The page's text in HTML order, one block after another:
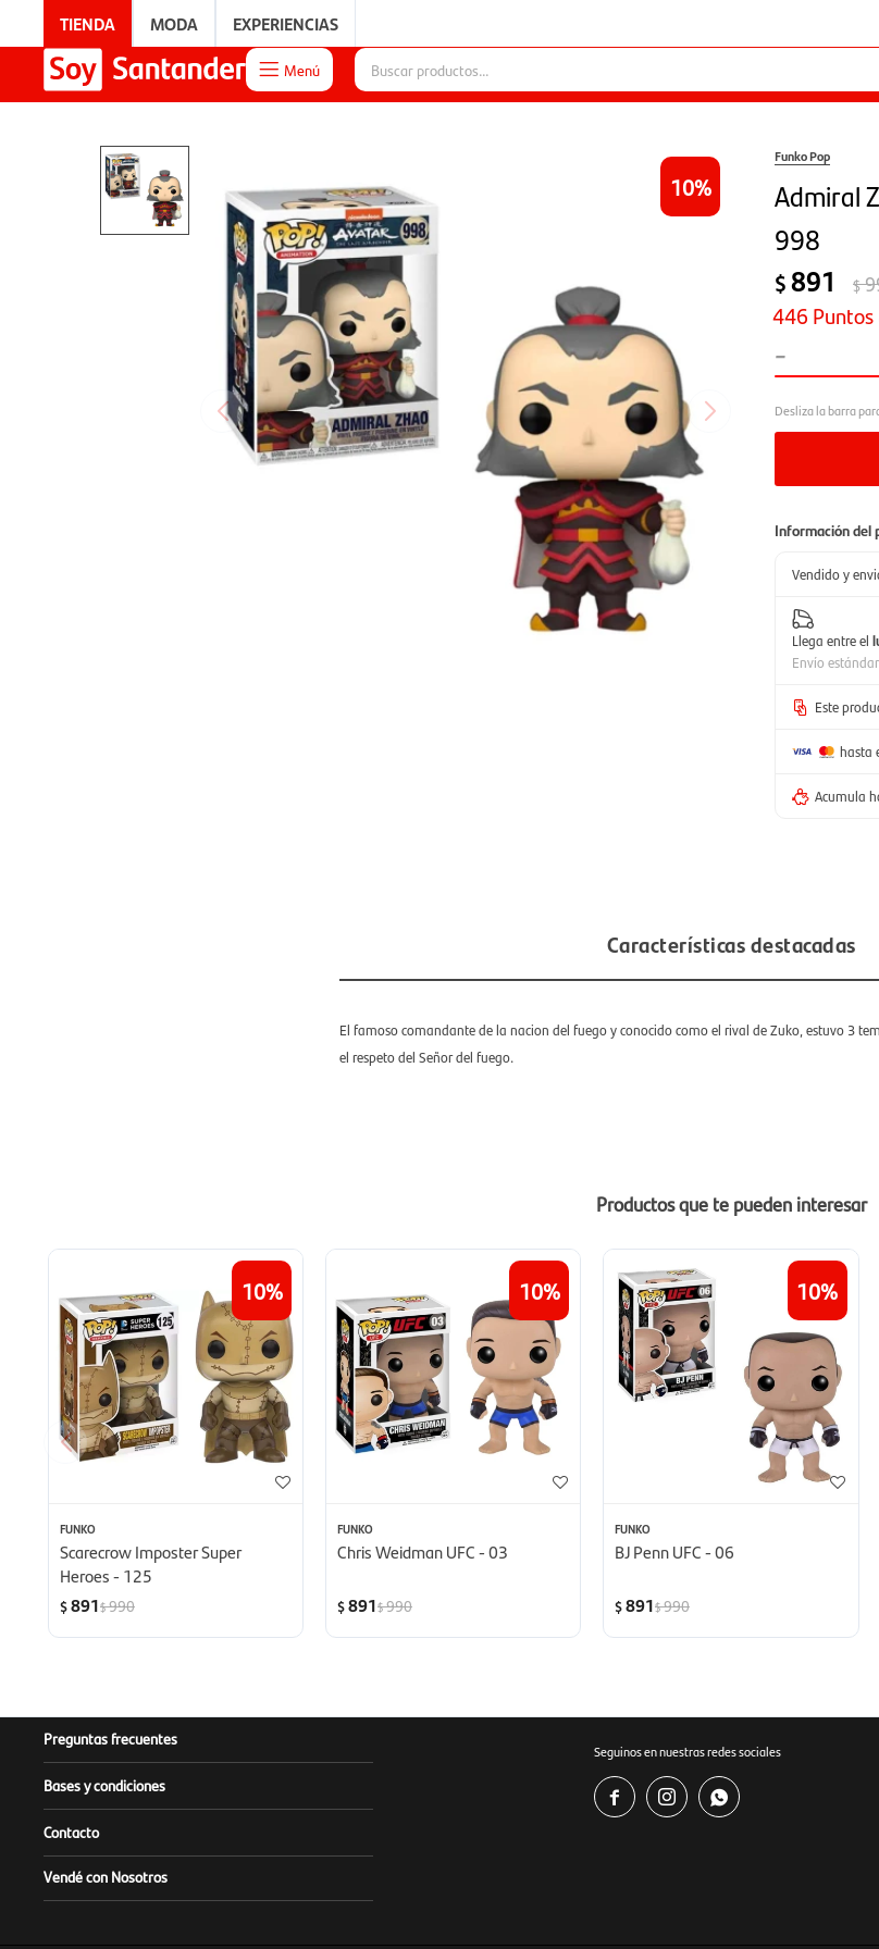
TIENDA MODA EXPERIENCIAS
 Menú
10
Funko Pop
Admiral
998
$891 $
446 Puntos
-
Información del
Vendido y
Llega entre el
Envío
Este
hasta
Acumula
Características destacadas
El famoso comandante de la nacion del fuego y conocido como el rival de Zuko, estuvo 3
el respeto del Señor del fuego.
Productos que te pueden interesar
10
FUNKO
Scarecrow Imposter Super
Heroes - 125
$891$990
10
FUNKO
Chris Weidman UFC - 03
$891$990
10
FUNKO
BJ Penn UFC - 06
$891$990
Preguntas frecuentes
Bases y condiciones
Contacto
Vendé con Nosotros
Seguinos en nuestras redes sociales
  